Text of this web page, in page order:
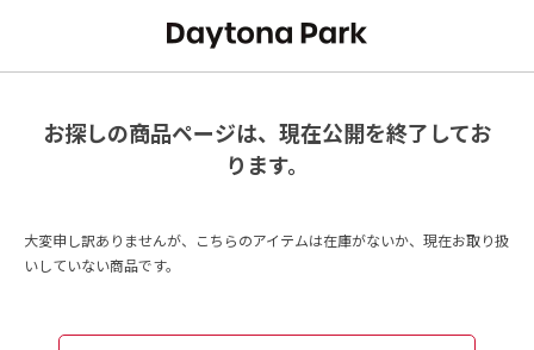
お探しの商品ページは、現在公開を終了してお
ります。
大変申し訳ありませんが、こちらのアイテムは在庫がないか、現在お取り扱
いしていない商品です。